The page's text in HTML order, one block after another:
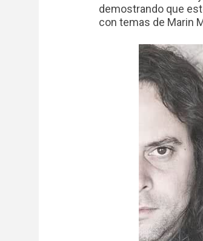
demostrando que
con temas de Marin